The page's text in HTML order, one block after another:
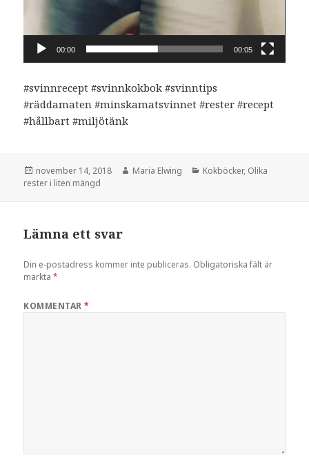
00:00 00:05
#svinnrecept #svinnkokbok #svinntips
#räddamaten #minskamatsvinnet #rester #recept
#hållbart #miljötänk
Postat
november 14, 2018 Författare
Maria Elwing Kategorier
Kokböcker, Olika
rester i liten mängd
Lämna ett svar
Din e-postadress kommer inte publiceras. Obligatoriska fält är
märkta*
KOMMENTAR*